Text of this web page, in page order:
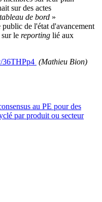
sur des actes
de bord »
de l'état d'avancement
sur le reporting lié aux
36THPp4 (Mathieu Bion)
au PE pour des
par produit ou secteur